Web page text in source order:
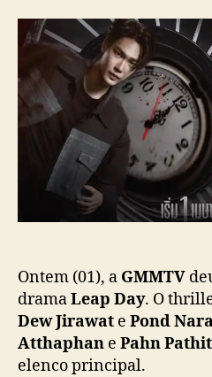
r
d
o
o
s
Ontem (01), a GMMTV
dramaLeap Day. O
Dew Jirawat e Pond
Atthaphan e Pahn
elenco principal.